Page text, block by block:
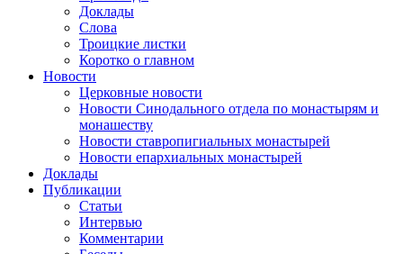
Доклады
Слова
Троицкие листки
Коротко о главном
Новости
Церковные новости
Новости Синодального отдела по монастырям и
монашеству
Новости ставропигиальных монастырей
Новости епархиальных монастырей
Доклады
Публикации
Статьи
Интервью
Комментарии